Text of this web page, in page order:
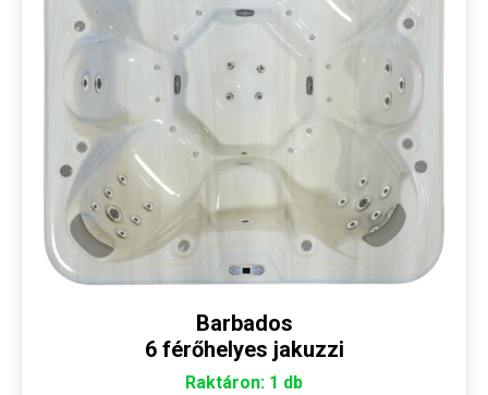
Barbados
6 férőhelyes jakuzzi
Raktáron: 1 db